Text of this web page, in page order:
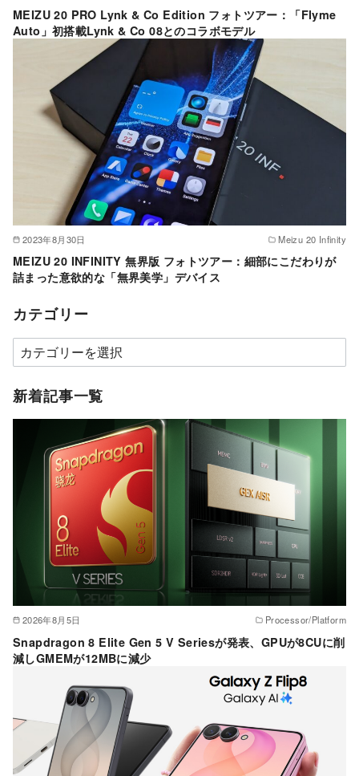
MEIZU 20 PRO Lynk & Co Edition フォトツアー：「Flyme
Auto」初搭載Lynk & Co 08とのコラボモデル
2023年8月30日 Meizu 20 Infinity
MEIZU 20 INFINITY 無界版 フォトツアー：細部にこだわりが
詰まった意欲的な「無界美学」デバイス
カテゴリー
カ
テ
ゴ
新着記事一覧
2026年8月5日 Processor/Platform
Snapdragon 8 Elite Gen 5 V Seriesが発表、GPUが8CUに削
減しGMEMが12MBに減少